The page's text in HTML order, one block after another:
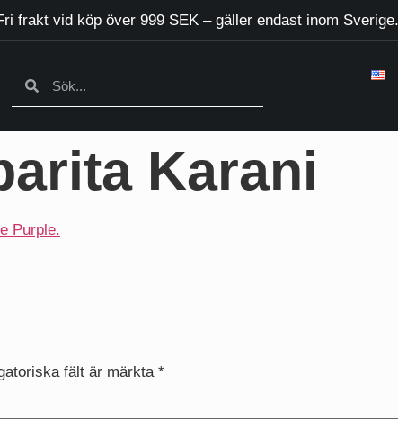
frakt vid köp över 999 SEK – gäller endast inom Sverige.
Karani
fält är märkta *